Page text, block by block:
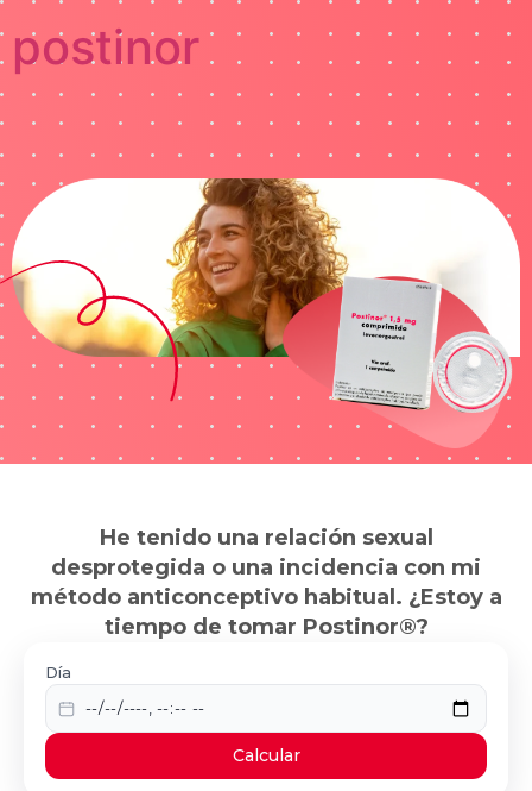
postinor
He tenido una relación sexual
desprotegida o una incidencia con mi
método anticonceptivo habitual. ¿Estoy a
tiempo de tomar Postinor®?
Día
Calcular